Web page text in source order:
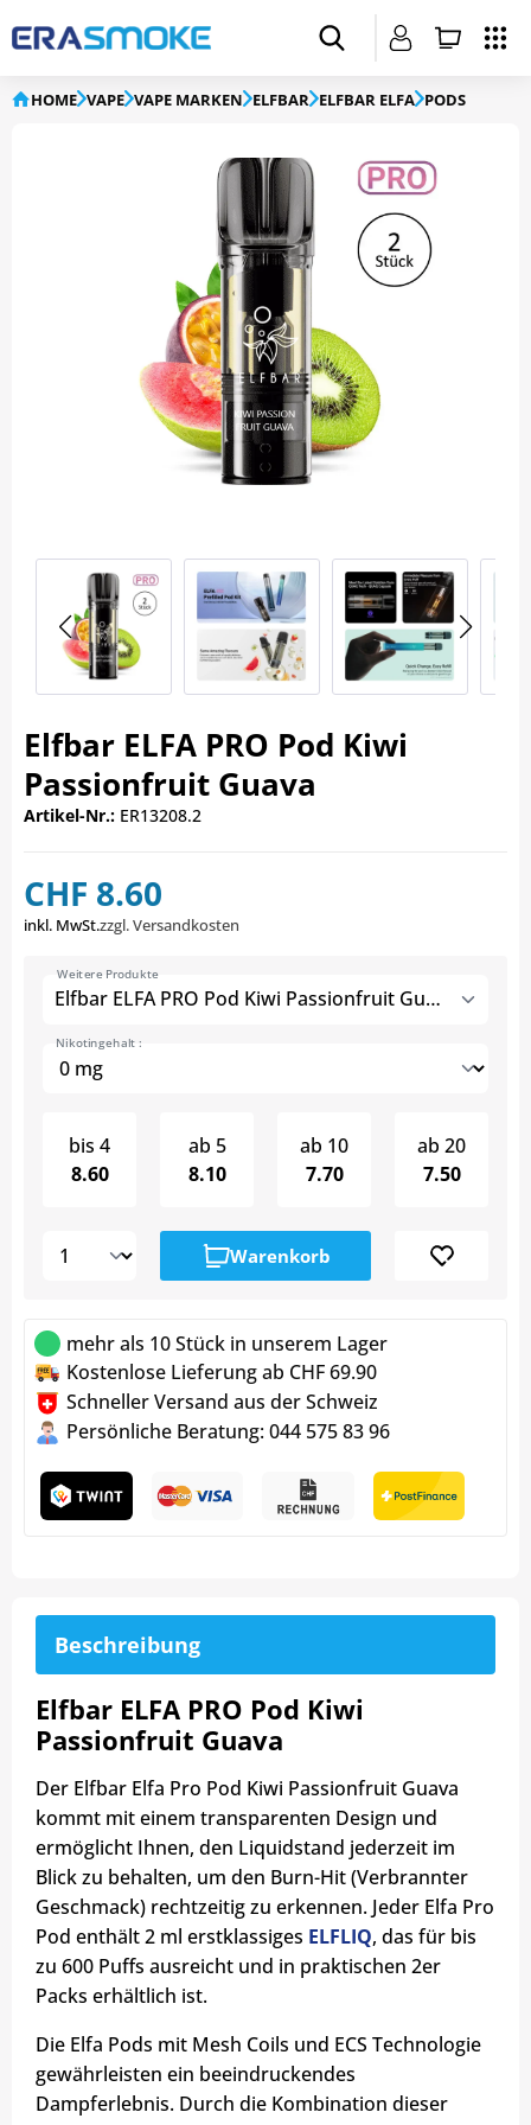
HOME VAPE VAPE MARKEN ELFBAR ELFBAR ELFA PODS
Elfbar ELFA PRO Pod Kiwi
Passionfruit Guava
Artikel-Nr.: ER13208.2
CHF 8.60
inkl. MwSt.zzgl. Versandkosten
Elfbar ELFA PRO Pod Kiwi Passionfruit Guava
Weitere Produkte
Nikotingehalt :
bis 4
8.60
ab 5
8.10
ab 10
7.70
ab 20
7.50
Warenkorb
mehr als 10 Stück in unserem Lager
Kostenlose Lieferung ab CHF 69.90
Schneller Versand aus der Schweiz
Persönliche Beratung: 044 575 83 96
Beschreibung
Elfbar ELFA PRO Pod Kiwi
Passionfruit Guava
Der Elfbar Elfa Pro Pod Kiwi Passionfruit Guava
kommt mit einem transparenten Design und
ermöglicht Ihnen, den Liquidstand jederzeit im
Blick zu behalten, um den Burn-Hit (Verbrannter
Geschmack) rechtzeitig zu erkennen. Jeder Elfa Pro
Pod enthält 2 ml erstklassiges ELFLIQ, das für bis
zu 600 Puffs ausreicht und in praktischen 2er
Packs erhältlich ist.
Die Elfa Pods mit Mesh Coils und ECS Technologie
gewährleisten ein beeindruckendes
Dampferlebnis. Durch die Kombination dieser